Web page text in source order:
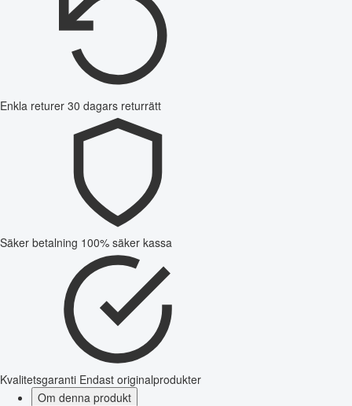
Enkla returer 30 dagars returrätt
Säker betalning 100% säker kassa
Kvalitetsgaranti Endast originalprodukter
Om denna produkt